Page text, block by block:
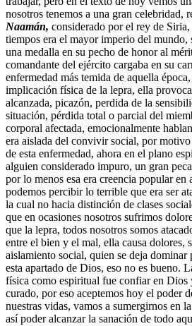
nosotros tenemos a una gran celebridad,
Naamán, considerado por el rey de
tiempos era el mayor imperio del mundo,
una medalla en su pecho de honor al
comandante del ejército cargaba en su
enfermedad más temida de aquella
implicación física de la lepra, ella
alcanzada, picazón, perdida de la
situación, pérdida total o parcial del
corporal afectada, emocionalmente
era aislada del convivir social, por
de esta enfermedad, ahora en el plano
alguien considerado impuro, un gran
por lo menos esa era creencia popular en
podemos percibir lo terrible que era ser
la cual no hacia distinción de clases
que en ocasiones nosotros sufrimos
que la lepra, todos nosotros somos
entre el bien y el mal, ella causa dolores,
aislamiento social, quien se deja
esta apartado de Dios, eso no es bueno.
física como espiritual fue confiar en Dios
curado, por eso aceptemos hoy el poder
nuestras vidas, vamos a sumergirnos en
así poder alcanzar la sanación de todo